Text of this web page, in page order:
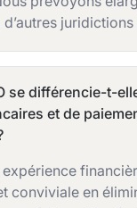
juridictions
se différencie-t-
et de
expérience
conviviale en